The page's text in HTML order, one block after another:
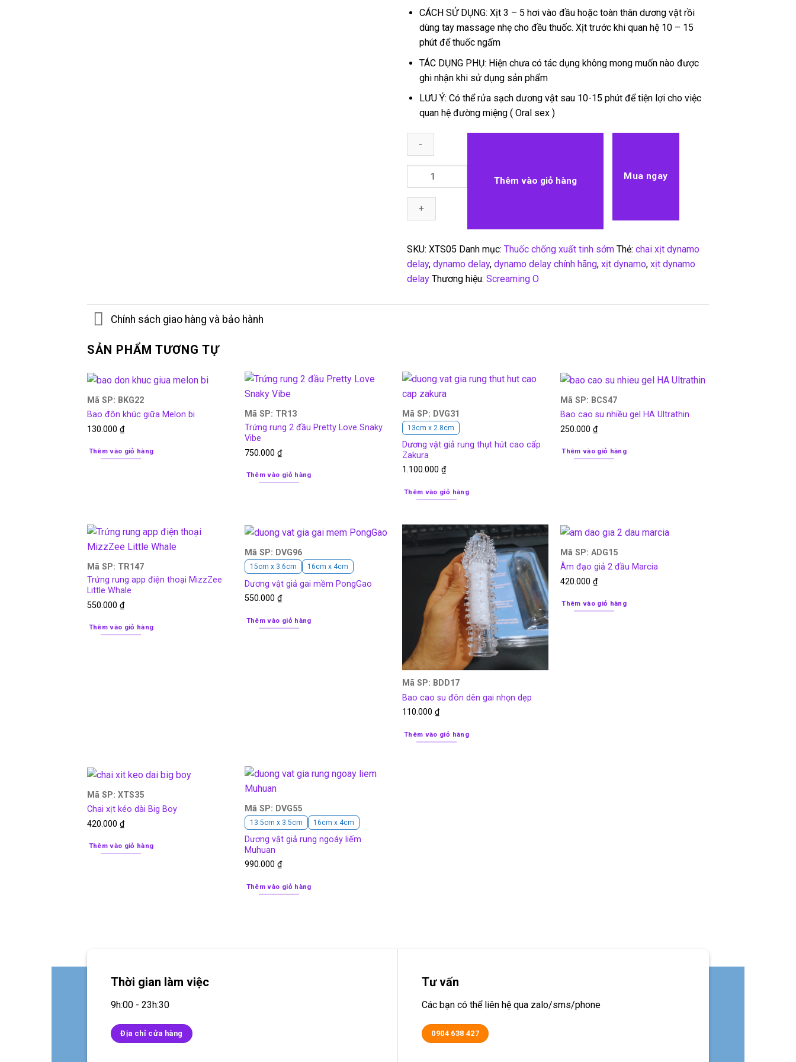
CÁCH SỬ DỤNG: Xịt 3 – 5 hơi vào đầu hoặc toàn thân dương vật rồi
dùng tay massage nhẹ cho đều thuốc. Xịt trước khi quan hệ 10 – 15
phút để thuốc ngấm
TÁC DỤNG PHỤ: Hiện chưa có tác dụng không mong muốn nào được
ghi nhận khi sử dụng sản phẩm
LƯU Ý: Có thể rửa sạch dương vật sau 10-15 phút để tiện lợi cho việc
quan hệ đường miệng ( Oral sex )
xịt
Dynamo
Delay
Thêm vào giỏ hàng Mua ngay
SKU: XTS05 Danh mục: Thuốc chống xuất tinh sớm Thẻ: chai xịt dynamo
delay, dynamo delay, dynamo delay chính hãng, xịt dynamo, xịt dynamo
delay Thương hiệu: Screaming O
Chính sách giao hàng và bảo hành
SẢN PHẨM TƯƠNG TỰ
Mã SP: BKG22
Bao đôn khúc giữa Melon bi
130.000 ₫
Thêm vào giỏ hàng
Mã SP: TR13
Trứng rung 2 đầu Pretty Love Snaky
Vibe
750.000₫
Thêm vào giỏ hàng
Mã SP: DVG31
13cm x 2.8cm
Dương vật giả rung thụt hút cao cấp
Zakura
1.100.000₫
Thêm vào giỏ hàng
Mã SP: BCS47
Bao cao su nhiều gel HA Ultrathin
250.000 ₫
Thêm vào giỏ hàng
Mã SP: TR147
Trứng rung app điện thoại MizzZee
Little Whale
550.000 ₫
Thêm vào giỏ hàng
Mã SP: DVG96
15cm x 3.6cm 16cm x 4cm
Dương vật giả gai mềm PongGao
550.000₫
Thêm vào giỏ hàng
Mã SP: BDD17
Bao cao su đôn dên gai nhọn dẹp
110.000₫
Thêm vào giỏ hàng
Mã SP: ADG15
Âm đạo giả 2 đầu Marcia
420.000 ₫
Thêm vào giỏ hàng
Mã SP: XTS35
Chai xịt kéo dài Big Boy
420.000 ₫
Thêm vào giỏ hàng
Mã SP: DVG55
13.5cm x 3.5cm 16cm x 4cm
Dương vật giả rung ngoáy liếm
Muhuan
990.000₫
Thêm vào giỏ hàng
Thời gian làm việc
9h:00 - 23h:30
Địa chỉ cửa hàng
Tư vấn
Các bạn có thể liên hệ qua zalo/sms/phone
0904 638 427